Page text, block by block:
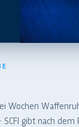
Wochen
gibt nach dem